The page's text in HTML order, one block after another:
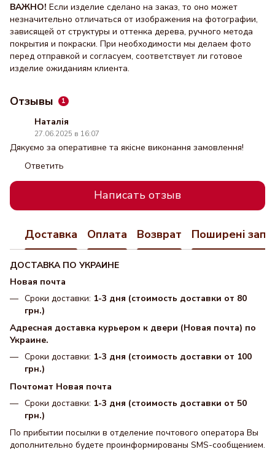
ВАЖНО! Если изделие сделано на заказ, то оно может
незначительно отличаться от изображения на фотографии,
зависящей от структуры и оттенка дерева, ручного метода
покрытия и покраски. При необходимости мы делаем фото
перед отправкой и согласуем, соответствует ли готовое
изделие ожиданиям клиента.
Отзывы 1
Наталія
27.06.2025 в 16:07
Дякуємо за оперативне та якісне виконання замовлення!
Ответить
Написать отзыв
Доставка Оплата Возврат Поширені
ДОСТАВКА ПО УКРАИНЕ
Новая почта
Сроки доставки: 1-3 дня (стоимость доставки от 80
грн.)
Адресная доставка курьером к двери (Новая почта) по
Украине.
Сроки доставки: 1-3 дня (стоимость доставки от 100
грн.)
Почтомат Новая почта
Сроки доставки: 1-3 дня (стоимость доставки от 50
грн.)
По прибытии посылки в отделение почтового оператора Вы
дополнительно будете проинформированы SMS-сообщением.